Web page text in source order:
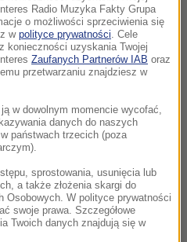
katechetę ze Skawy
ubiegłego roku, kiedy
wrócił z obozu w
do swojej parafii.
dziewięciolatki
proboszcza
został niedługo po
w Krakowie.
Radio Muzyka Fakty Grupa
o możliwości sprzeciwienia się
w polityce prywatności . Cele
konieczności uzyskania Twojej
Zaufanych Partnerów IAB oraz
przetwarzaniu znajdziesz w
w dowolnym momencie wycofać,
danych do naszych
państwach trzecich (poza
sprostowania, usunięcia lub
a także złożenia skargi do
Osobowych. W polityce prywatności
swoje prawa. Szczegółowe
Twoich danych znajdują się w